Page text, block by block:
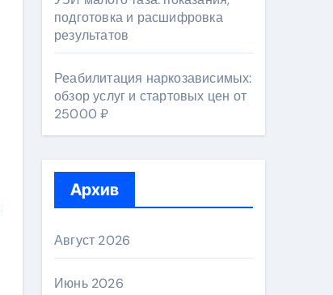
подготовка и расшифровка
результатов
Реабилитация наркозависимых:
обзор услуг и стартовых цен от
25000 ₽
Архив
Август 2026
Июнь 2026